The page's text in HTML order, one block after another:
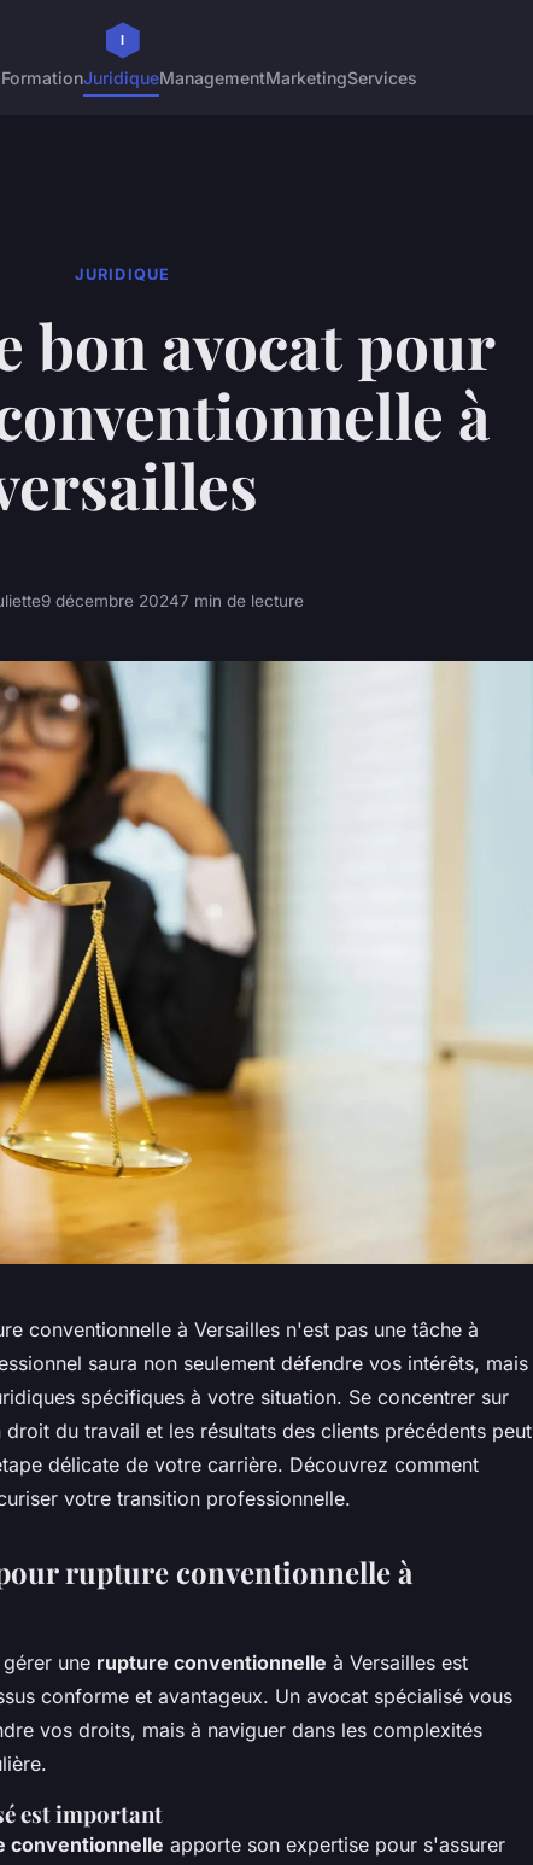
FormationJuridiqueManagementMarketingServices
JURIDIQUE
bon avocat pour
à
9 décembre 20247 min de lecture
conventionnelle à Versailles n'est pas une tâche à
saura non seulement défendre vos intérêts, mais
spécifiques à votre situation. Se concentrer sur
du travail et les résultats des clients précédents peut
délicate de votre carrière. Découvrez comment
votre transition professionnelle.
rupture conventionnelle à
une rupture conventionnelle à Versailles est
conforme et avantageux. Un avocat spécialisé vous
vos droits, mais à naviguer dans les complexités
est important
conventionnelle apporte son expertise pour s'assurer